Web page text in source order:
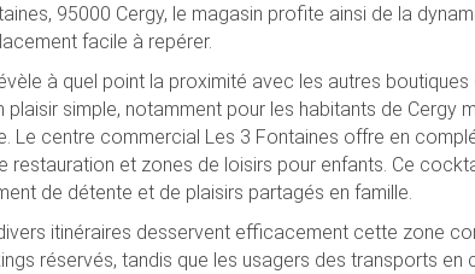
95000 Cergy, le magasin profite ainsi de la
facile à repérer.
à quel point la proximité avec les autres
plaisir simple, notamment pour les habitants de Cergy
Le centre commercial Les 3 Fontaines offre en
restauration et zones de loisirs pour enfants. Ce
de détente et de plaisirs partagés en famille.
itinéraires desservent efficacement cette zone
réservés, tandis que les usagers des transports